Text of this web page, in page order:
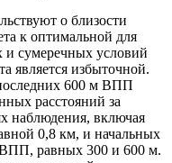
о близости
к оптимальной для
сумеречных условий
является избыточной.
600 м ВПП
расстояний за
наблюдения, включая
0,8 км, и начальных
ВПП, равных 300 и 600 м.